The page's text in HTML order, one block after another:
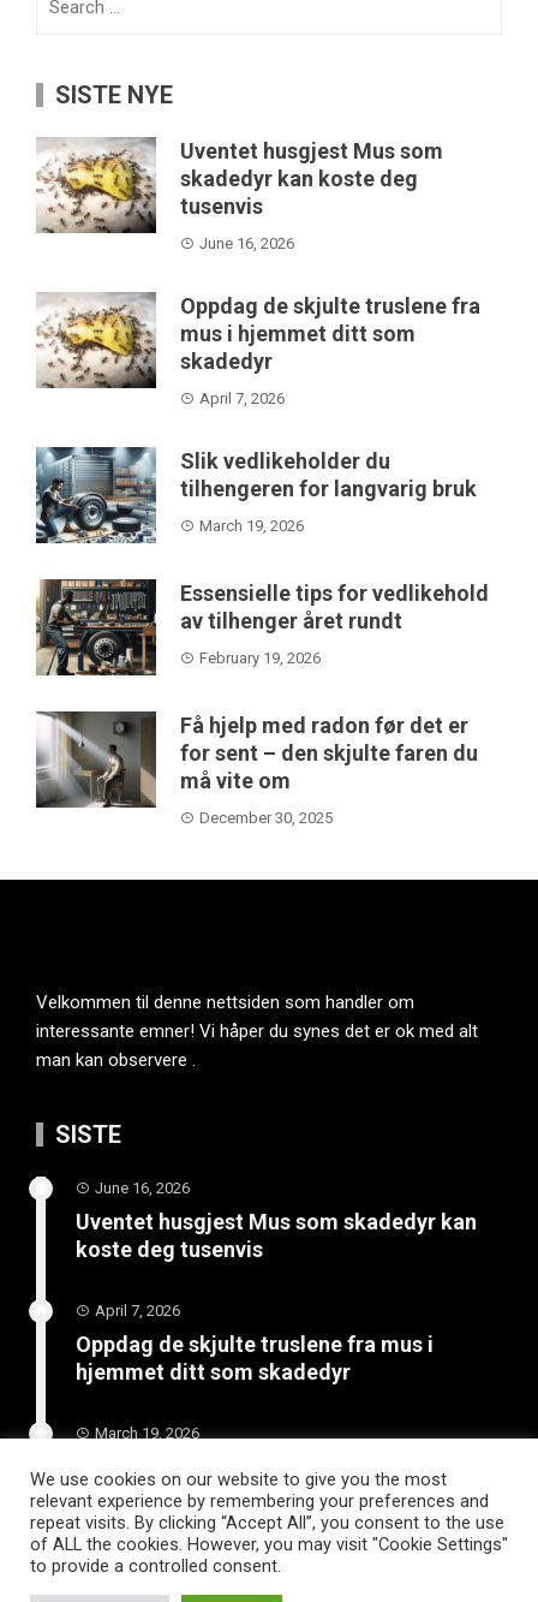
SISTE NYE
Uventet husgjest Mus som
skadedyr kan koste deg
tusenvis
June 16, 2026
Oppdag de skjulte truslene fra
mus i hjemmet ditt som
skadedyr
April 7, 2026
Slik vedlikeholder du
tilhengeren for langvarig bruk
March 19, 2026
Essensielle tips for vedlikehold
av tilhenger året rundt
February 19, 2026
Få hjelp med radon før det er
for sent – den skjulte faren du
må vite om
December 30, 2025
Velkommen til denne nettsiden som handler om
interessante emner! Vi håper du synes det er ok med alt
man kan observere .
SISTE
June 16, 2026
Uventet husgjest Mus som skadedyr kan
koste deg tusenvis
April 7, 2026
Oppdag de skjulte truslene fra mus i
hjemmet ditt som skadedyr
March 19, 2026
Slik vedlikeholder du tilhengeren for
langvarig bruk
We use cookies on our website to give you the most
relevant experience by remembering your preferences and
repeat visits. By clicking “Accept All”, you consent to the use
of ALL the cookies. However, you may visit "Cookie Settings"
to provide a controlled consent.